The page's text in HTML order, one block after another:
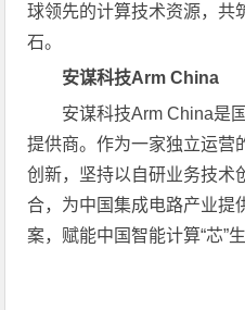
球领先的计算技术资源，共
石。
安谋科技Arm China
安谋科技Arm China是
提供商。作为一家独立运营
创新，坚持以自研业务技术
合，为中国集成电路产业提
案，赋能中国智能计算“芯”生